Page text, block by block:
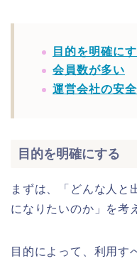
目的を明確に
会員数が多い
運営会社の安
目的を明確にする
まずは、「どんな人と
になりたいのか」を考
目的によって、利用す